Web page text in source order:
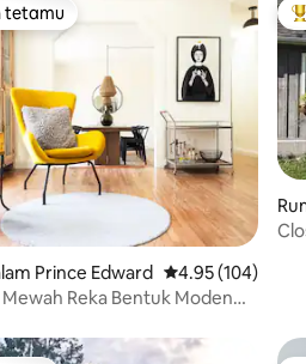
5, 486 ulasan
tetamu
tetamu
Prince Edward Penarafan purata
4.95 (104)
Reka Bentuk Moden